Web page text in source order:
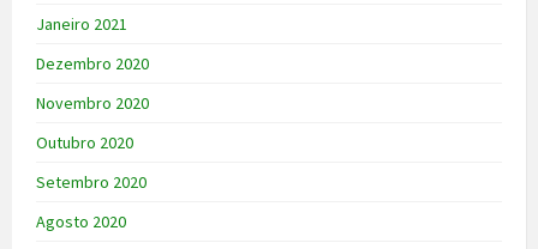
Janeiro 2021
Dezembro 2020
Novembro 2020
Outubro 2020
Setembro 2020
Agosto 2020